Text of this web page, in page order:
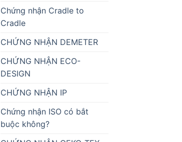
Chứng nhận Cradle to
Cradle
CHỨNG NHẬN DEMETER
CHỨNG NHẬN ECO-
DESIGN
CHỨNG NHẬN IP
Chứng nhận ISO có bắt
buộc không?